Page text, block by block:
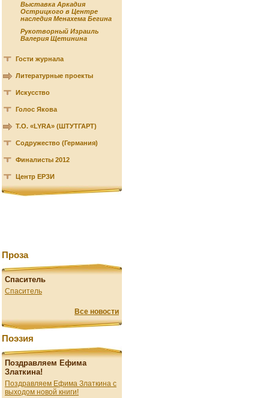
Выставка Аркадия
Острицкого в Центре
наследия Менахема Бегина
Рукотворный Израиль
Валерия Щетинина
Гости журнала
Литературные проекты
Искусство
Голос Якова
Т.О. «LYRA» (ШТУТГАРТ)
Содружество (Германия)
Финалисты 2012
Центр ЕРЗИ
Проза
Спаситель
Спаситель
Все новости
Поэзия
Поздравляем Ефима
Златкина!
Поздравляем Ефима Златкина с
выходом новой книги!